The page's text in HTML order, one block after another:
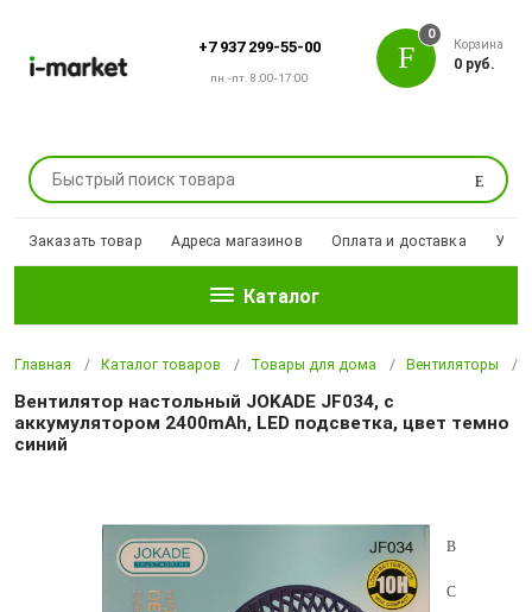
+7 937 299-55-00
пн.-пт. 8:00-17:00
Поиск
0
Корзина
0 руб.
Заказать товар Адреса магазинов Оплата и доставка
Каталог
Главная Каталог товаров Товары для дома Вентиляторы
Вентилятор настольный JOKADE JF034, с
аккумулятором 2400mAh, LED подсветка, цвет темно
синий